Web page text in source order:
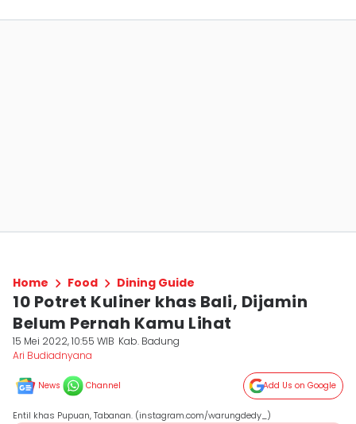
Home Food Dining Guide
10 Potret Kuliner khas Bali, Dijamin
Belum Pernah Kamu Lihat
15 Mei 2022, 10:55 WIB Kab. Badung
Ari Budiadnyana
News Channel Add Us on Google
Entil khas Pupuan, Tabanan. (instagram.com/warungdedy_)